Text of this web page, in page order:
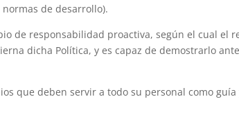
de desarrollo).
de responsabilidad proactiva, según el cual
dicha Política, y es capaz de demostrarlo
que deben servir a todo su personal como